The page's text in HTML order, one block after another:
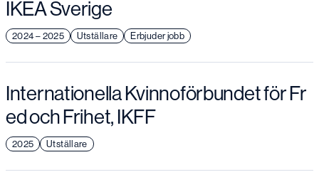
IKEA Sverige
2024 – 2025 Utställare Erbjuder jobb
Internationella Kvinnoförbundet för Fr
ed och Frihet, IKFF
2025 Utställare